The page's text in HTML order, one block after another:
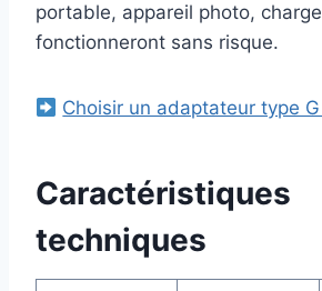
portable, appareil photo,
fonctionneront sans risque.
Choisir un adaptateur type
Caractéristiques
techniques